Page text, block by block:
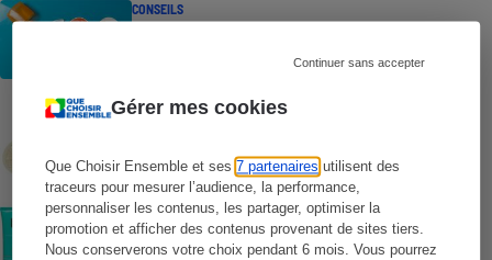
Gérer mes cookies
Que Choisir Ensemble et ses7 partenaires utilisent des
traceurs pour mesurer l’audience, la performance,
personnaliser les contenus, les partager, optimiser la
promotion et afficher des contenus provenant de sites tiers.
Nous conserverons votre choix pendant 6 mois. Vous pourrez
Continuer sans accepter
CONSEILS
COMMENT NOUS TESTONS
COMMENT NOUS TESTONS
Crèmes solaires visage - Le protocole